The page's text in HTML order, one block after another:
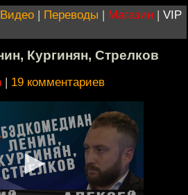
Видео | Переводы | Магазин | VIP
Кургинян, Стрелков
| 19 комментариев